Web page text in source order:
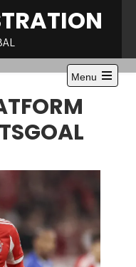
Menu
Open